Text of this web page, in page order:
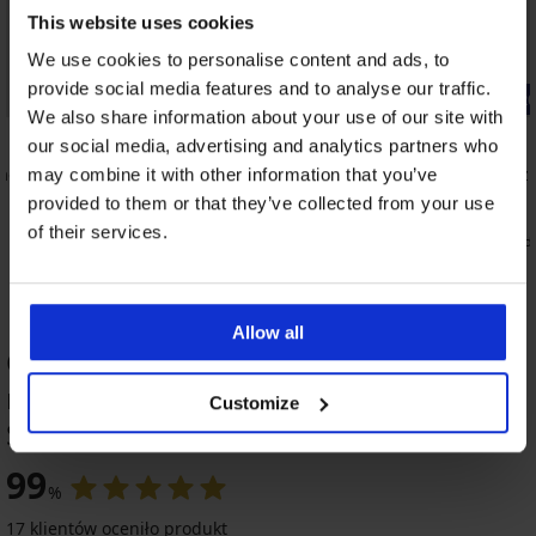
This website uses cookies
We use cookies to personalise content and ads, to
provide social media features and to analyse our traffic.
We also share information about your use of our site with
our social media, advertising and analytics partners who
may combine it with other information that you’ve
provided to them or that they’ve collected from your use
of their services.
Allow all
Customize
2+1 GRATIS
5
3PACK Skarpetki Floui krótkie
79,99 zł
-20% BRA20
92,99 zł
kod:
Biustonosz
OCENA PRODUKTU Biustonosz
nieusztywniany Bellinda Microfibre
Support
99%
17 klientów oceniło produkt